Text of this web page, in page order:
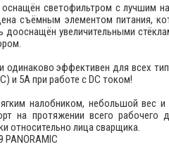
оснащён светофильтром с лучшим
съёмным элементом питания,
увеличительными
одинаково эффективен для всех
и 5А при работе с DC током!
налобником, небольшой вес
на протяжении всего
относительно лица сварщика.
PANORAMIC